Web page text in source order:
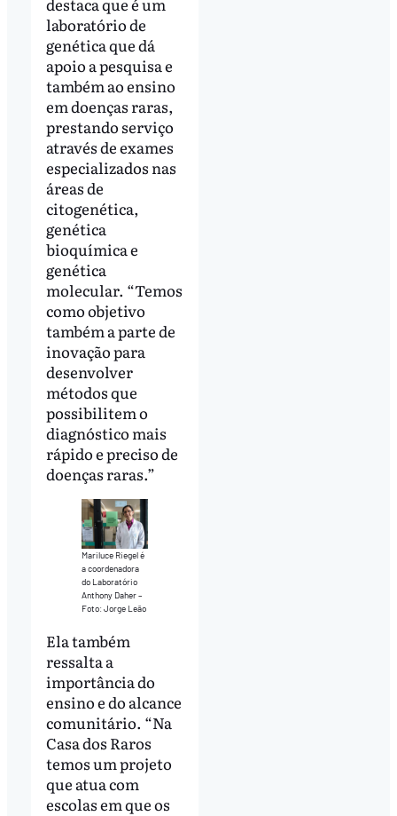
laboratório de
genética que dá
apoio a pesquisa e
também ao ensino
em doenças raras,
prestando serviço
através de exames
especializados nas
áreas de
citogenética,
genética
bioquímica e
genética
molecular. “Temos
como objetivo
também a parte de
inovação para
desenvolver
métodos que
possibilitem o
diagnóstico mais
rápido e preciso de
doenças raras.”
Mariluce Riegel é
a coordenadora
do Laboratório
Anthony Daher –
Foto: Jorge Leão
Ela também
ressalta a
importância do
ensino e do alcance
comunitário. “Na
Casa dos Raros
temos um projeto
que atua com
escolas em que os